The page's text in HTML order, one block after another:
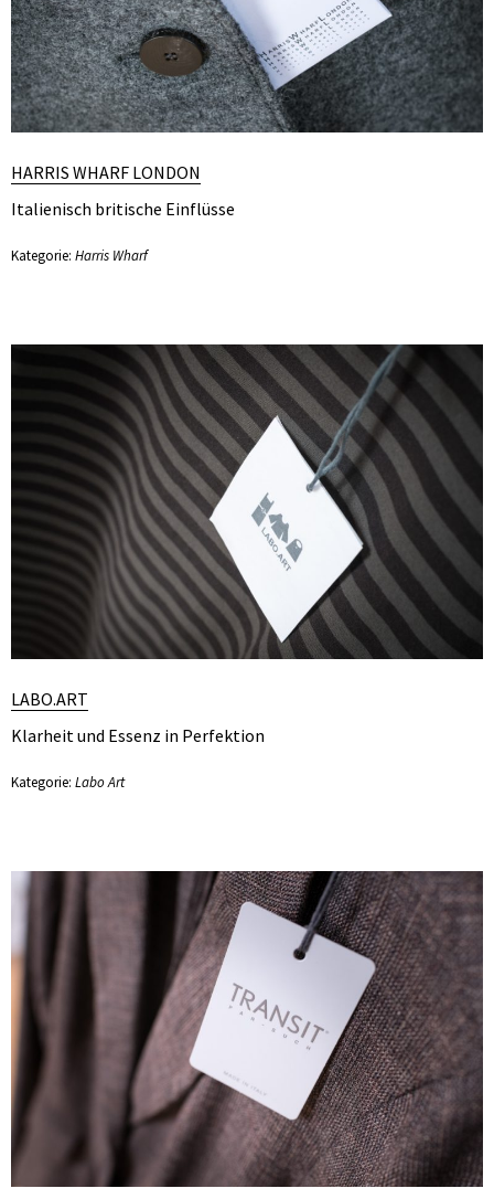
HARRIS WHARF LONDON
Italienisch britische Einflüsse
Kategorie: Harris Wharf
LABO.ART
Klarheit und Essenz in Perfektion
Kategorie: Labo Art